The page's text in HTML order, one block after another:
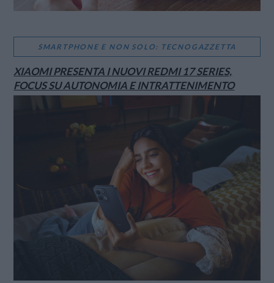
SMARTPHONE E NON SOLO: TECNOGAZZETTA
XIAOMI PRESENTA I NUOVI REDMI 17 SERIES,
FOCUS SU AUTONOMIA E INTRATTENIMENTO